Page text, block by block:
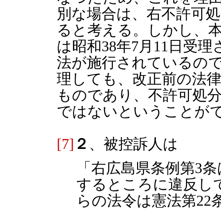
別な場合は、右不許可
ると考える。しかし、
は昭和38年7月11日受
法が施行されているの
理しても、改正前の法
ものであり、不許可処
ではないということが
[7] ２ 、被控訴人は
「右広島県条例第3
するところに違反し
らの法令は憲法第22